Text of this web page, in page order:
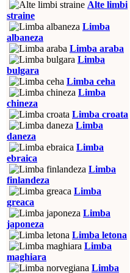
Alte limbi
straine
Limba
albaneza
Limba araba
Limba
bulgara
Limba ceha
Limba
chineza
Limba croata
Limba
daneza
Limba
ebraica
Limba
finlandeza
Limba
greaca
Limba
japoneza
Limba letona
Limba
maghiara
Limba